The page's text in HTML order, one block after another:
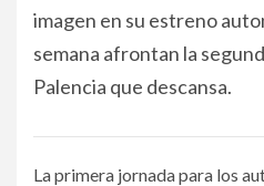
imagen en su estreno
semana afrontan la
Palencia que descansa.
La primera jornada para los